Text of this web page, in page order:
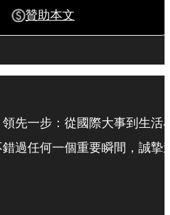
贊助本文
先一步：從國際大事到生活
過任何一個重要瞬間，誠摯